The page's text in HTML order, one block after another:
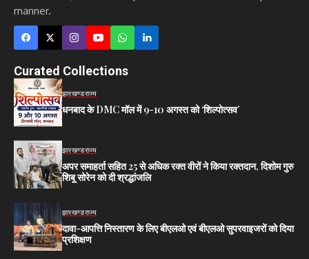
manner.
Curated Collections
झारखण्डराज्य
धनबाद के DMC मॉल में 9-10 अगस्त को ‘शिल्पोत्सव’
झारखण्डराज्य
अपर समाहर्ता सहित 25 से अधिक रक्त वीरों ने किया रक्तदान, दिशोम गुरु
शिबू सोरेन को दी श्रद्धांजलि
झारखण्डराज्य
दावा-आपत्ति निस्तारण के लिए बीएलओ एवं बीएलओ सुपरवाइजरों को दिया
प्रशिक्षण